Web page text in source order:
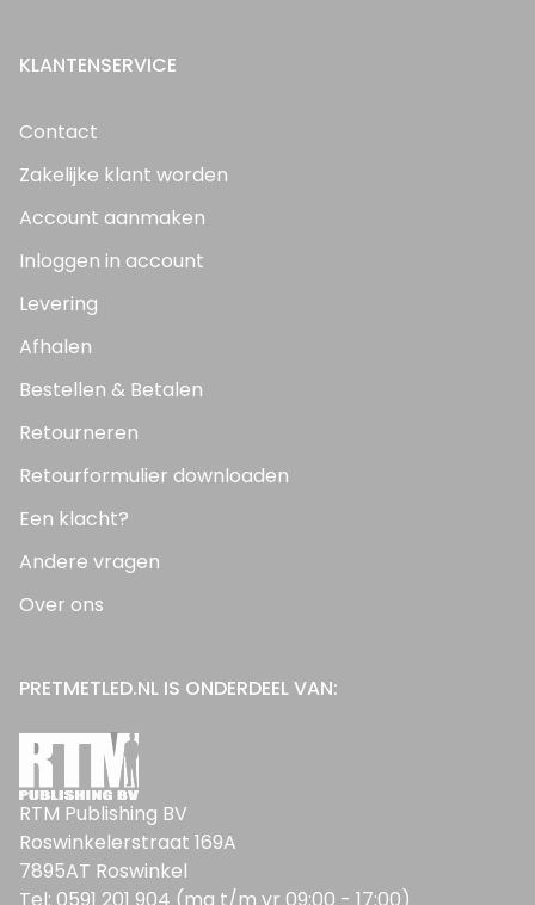
KLANTENSERVICE
Contact
Zakelijke klant worden
Account aanmaken
Inloggen in account
Levering
Afhalen
Bestellen & Betalen
Retourneren
Retourformulier downloaden
Een klacht?
Andere vragen
Over ons
PRETMETLED.NL IS ONDERDEEL VAN:
RTM Publishing BV
Roswinkelerstraat 169A
7895AT Roswinkel